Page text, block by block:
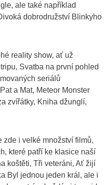
ale také například
dobrodružství Blinkyho
reality show, ať už
Svatba na první pohled
seriálů
a Mat, Meteor Monster
zvířátky, Kniha džunglí,
zde i velké množství filmů,
které patří ke klasice naší
koštěti, Tři veteráni, Ať žijí
Byl jednou jeden král, ale i